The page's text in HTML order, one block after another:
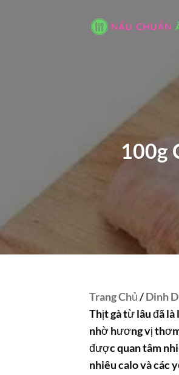
100g
Trang Chủ/Dinh
Thịt gà từ lâu đã
nhờ hương vị
được quan tâm
nhiêu calovà các